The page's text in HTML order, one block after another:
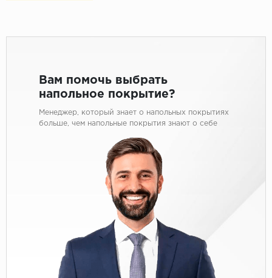
Вам помочь выбрать
напольное покрытие?
Менеджер, который знает о напольных покрытиях
больше, чем напольные покрытия знают о себе